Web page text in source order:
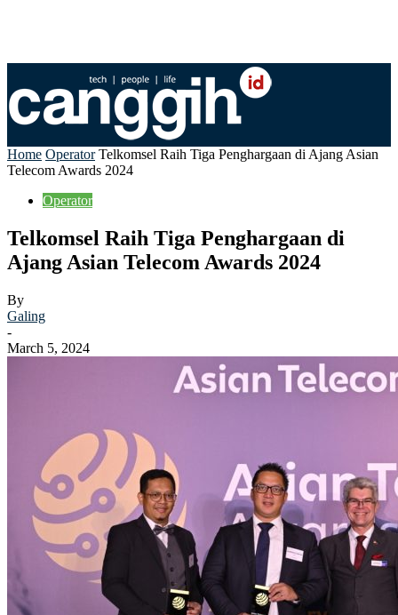
Home Operator Telkomsel Raih Tiga Penghargaan di Ajang Asian
Telecom Awards 2024
Operator
Telkomsel Raih Tiga Penghargaan di
Ajang Asian Telecom Awards 2024
By
Galing
-
March 5, 2024